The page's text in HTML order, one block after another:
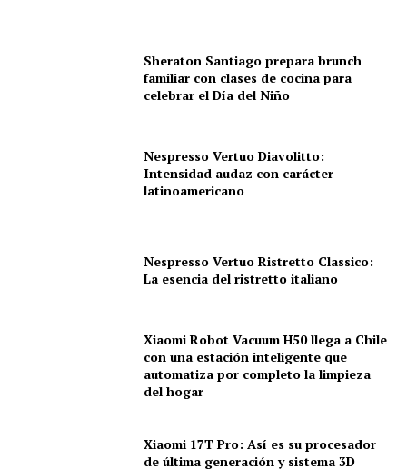
Sheraton Santiago prepara brunch
familiar con clases de cocina para
celebrar el Día del Niño
Nespresso Vertuo Diavolitto:
Intensidad audaz con carácter
latinoamericano
Nespresso Vertuo Ristretto Classico:
La esencia del ristretto italiano
Xiaomi Robot Vacuum H50 llega a Chile
con una estación inteligente que
automatiza por completo la limpieza
del hogar
Xiaomi 17T Pro: Así es su procesador
de última generación y sistema 3D